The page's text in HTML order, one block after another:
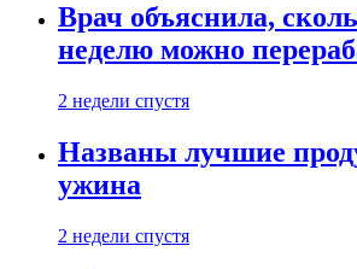
Врач объяснила,
неделю можно
2 недели спустя
Названы лучшие
ужина
2 недели спустя